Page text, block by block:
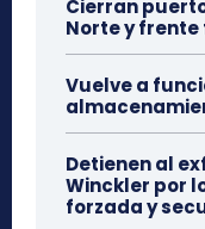
Cierran
Norte y frente
Vuelve a
Detienen al
Winckler por
forzada y